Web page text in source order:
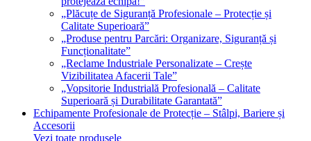
„Plăcuțe de Siguranță Profesionale – Protecție și
Calitate Superioară”
„Produse pentru Parcări: Organizare, Siguranță și
Funcționalitate”
„Reclame Industriale Personalizate – Crește
Vizibilitatea Afacerii Tale”
„Vopsitorie Industrială Profesională – Calitate
Superioară și Durabilitate Garantată”
Echipamente Profesionale de Protecție – Stâlpi, Bariere și
Accesorii
Vezi toate produsele